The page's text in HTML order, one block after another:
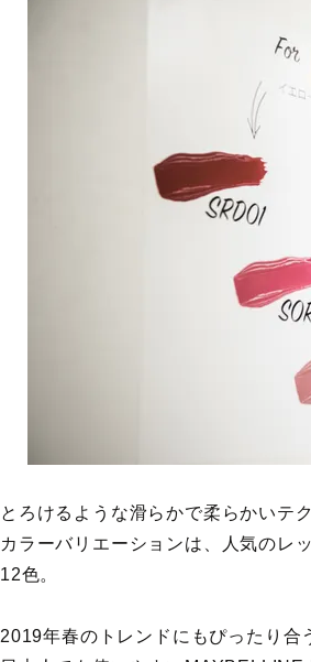
とろけるような滑らかで柔らかいテ
カラーバリエーションは、人気のレ
12色。
2019年春のトレンドにもぴったり